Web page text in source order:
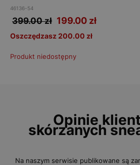
46136-54
399.00 zł 199.00 zł
Oszczędzasz 200.00 zł
Produkt niedostępny
Opinie
skórzanych
Na naszym serwisie publikowane są